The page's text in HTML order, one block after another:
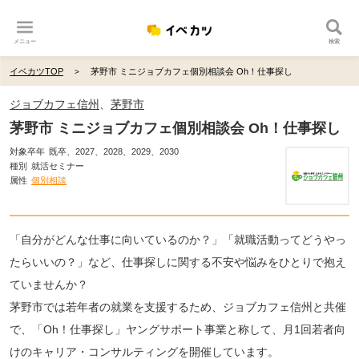
メニュー 検索
イベカツTOP 茅野市 ミニジョブカフェ個別相談会 Oh！仕事探し
ジョブカフェ信州 茅野市
茅野市 ミニジョブカフェ個別相談会 Oh！仕事探し
対象卒年 既卒、2027、2028、2029、2030
種別 就活セミナー
属性 個別相談
「自分がどんな仕事に向いているのか？」「就職活動ってどうやっ
たらいいの？」など、仕事探しに関する不安や悩みをひとりで抱え
ていませんか？
茅野市では若年者の就業を支援するため、ジョブカフェ信州と共催
で、「Oh！仕事探し」ヤングサポート事業と称して、月1回若者向
けのキャリア・コンサルティングを開催しています。